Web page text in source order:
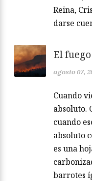
Reina,
darse
El fuego
agosto 07,
Cuando
absoluto.
cuando
absoluto
es una
barrotes